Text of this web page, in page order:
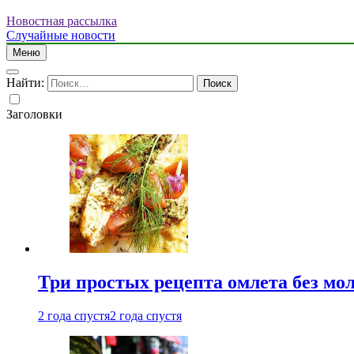
Новостная рассылка
Случайные новости
Меню
Найти:
Заголовки
Три простых рецепта омлета без
2 года спустя2 года спустя